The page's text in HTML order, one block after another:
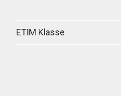
ETIM Klasse